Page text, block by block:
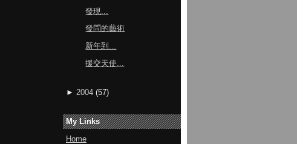
發現...
發問的藝術
新年到...
援交天使...
► 2004 (57)
My Links
Home